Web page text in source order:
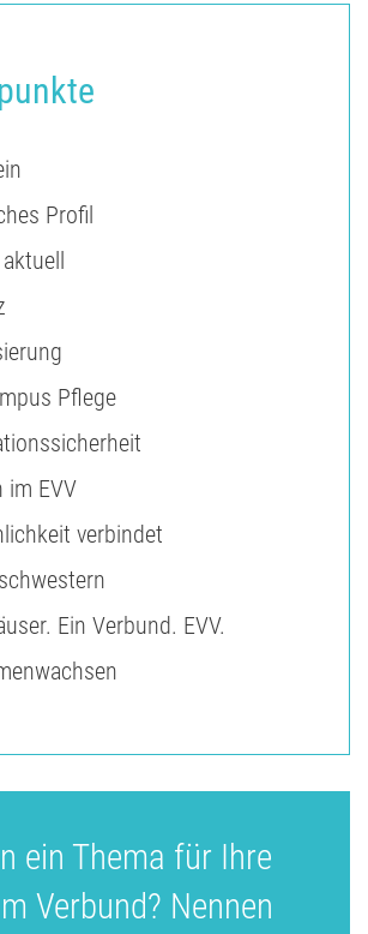
Profil
Pflege
im EVV
verbindet
Ein Verbund. EVV.
ein Thema für Ihre
Verbund? Nennen